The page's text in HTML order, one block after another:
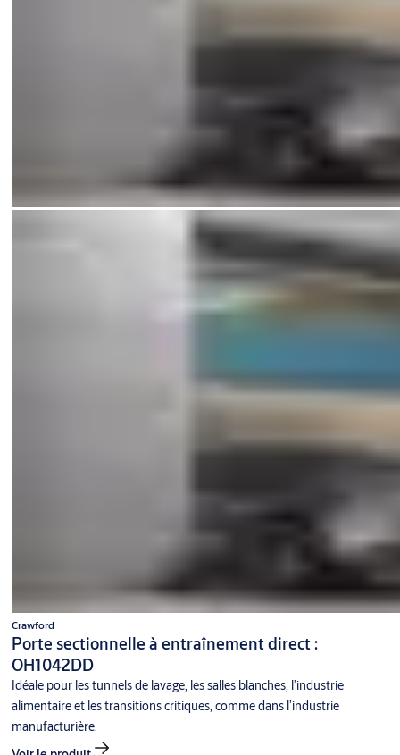
Crawford
Porte sectionnelle à entraînement direct :
OH1042DD
Idéale pour les tunnels de lavage, les salles blanches, l’industrie
alimentaire et les transitions critiques, comme dans l’industrie
manufacturière.